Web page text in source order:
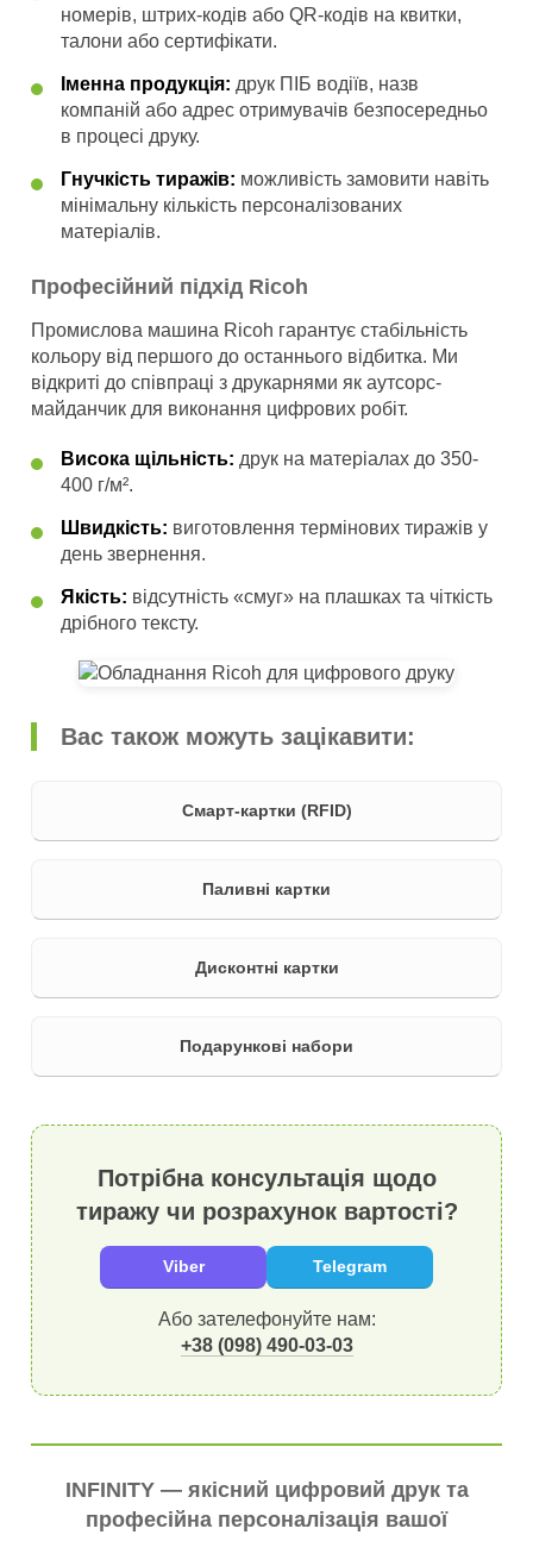
номерів, штрих-кодів або QR-кодів на квитки,
талони або сертифікати.
Іменна продукція: друк ПІБ водіїв, назв
компаній або адрес отримувачів безпосередньо
в процесі друку.
Гнучкість тиражів: можливість замовити навіть
мінімальну кількість персоналізованих
матеріалів.
Професійний підхід Ricoh
Промислова машина Ricoh гарантує стабільність
кольору від першого до останнього відбитка. Ми
відкриті до співпраці з друкарнями як аутсорс-
майданчик для виконання цифрових робіт.
Висока щільність: друк на матеріалах до 350-
400 г/м².
Швидкість: виготовлення термінових тиражів у
день звернення.
Якість: відсутність «смуг» на плашках та чіткість
дрібного тексту.
Вас також можуть зацікавити:
Смарт-картки (RFID)
Паливні картки
Дисконтні картки
Подарункові набори
Потрібна консультація щодо
тиражу чи розрахунок вартості?
Viber Telegram
Або зателефонуйте нам:
+38 (098) 490-03-03
INFINITY — якісний цифровий друк та
професійна персоналізація вашої